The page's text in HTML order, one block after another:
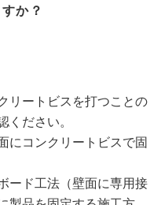
か？
リートビスを打つことの
ださい。
にコンクリートビスで固
ード工法（壁面に専用接